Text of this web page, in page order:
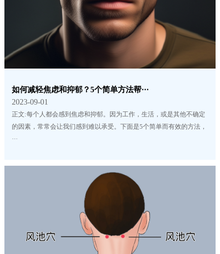
如何减轻焦虑和抑郁？5个简单方法帮···
2023-09-01
正文:每个人都会感到焦虑和抑郁。因为工作，生活，或是其他不确定
的因素，常常会让我们感到难以承受。下面是5个简单而有效的方法，
···